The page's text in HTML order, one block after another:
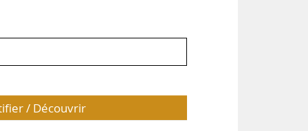
/ Découvrir